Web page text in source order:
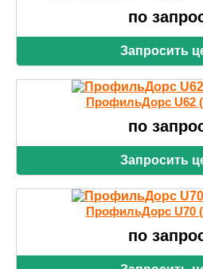
по
Запросить
ПрофильДорс U62
по
Запросить
ПрофильДорс U70
по